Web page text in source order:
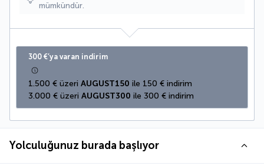
mümkündür.
300 €’ya varan indirim
1.500 € üzeri AUGUST150 ile 150 € indirim
3.000 € üzeri AUGUST300 ile 300 € indirim
Yolculuğunuz burada başlıyor